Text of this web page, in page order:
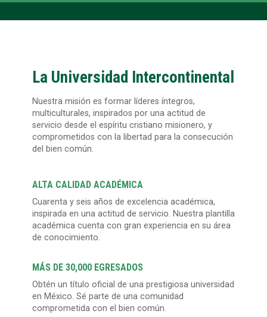
La Universidad Intercontinental
Nuestra misión es formar líderes íntegros,
multiculturales, inspirados por una actitud de
servicio desde el espíritu cristiano misionero, y
comprometidos con la libertad para la consecución
del bien común.
ALTA CALIDAD ACADÉMICA
Cuarenta y seis años de excelencia académica,
inspirada en una actitud de servicio. Nuestra plantilla
académica cuenta con gran experiencia en su área
de conocimiento.
MÁS DE 30,000 EGRESADOS
Obtén un título oficial de una prestigiosa universidad
en México. Sé parte de una comunidad
comprometida con el bien común.